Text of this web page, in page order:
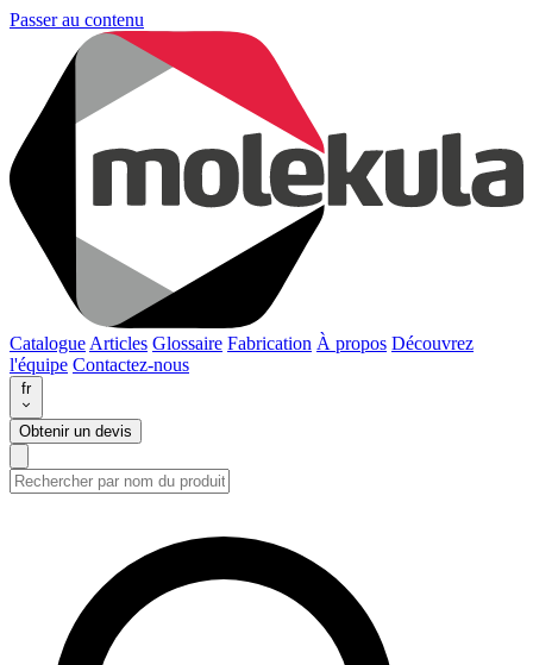
Passer au contenu
Catalogue Articles Glossaire Fabrication À propos Découvrez
l'équipe Contactez-nous
fr
Obtenir un devis